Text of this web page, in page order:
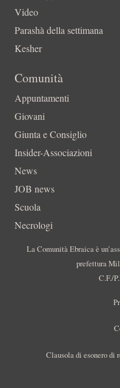
Video
Parashà della settimana
Kesher
Comunità
Appuntamenti
Giovani
Giunta e Consiglio
Insider-Associazioni
News
JOB news
Scuola
Necrologi
La Comunità Ebraica è
prefettura
C.F./
Clausola di esonero di